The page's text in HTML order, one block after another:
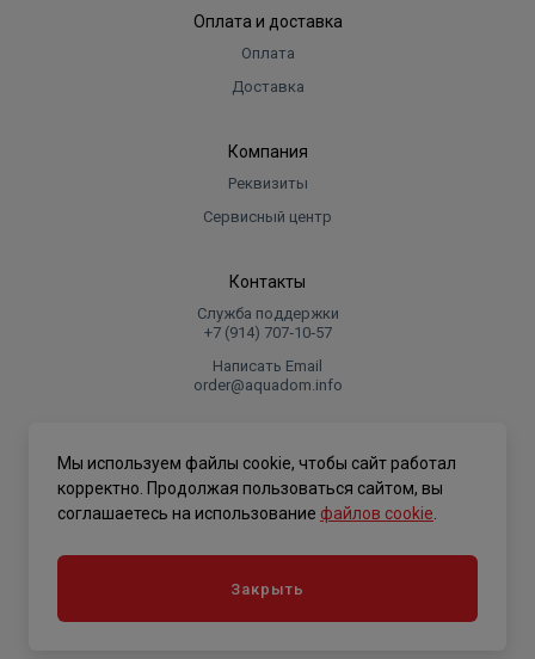
Оплата и доставка
Оплата
Доставка
Компания
Реквизиты
Сервисный центр
Контакты
Служба поддержки
+7 (914) 707‑10‑57
Написать Email
order@aquadom.info
.
Мы используем файлы cookie, чтобы сайт работал
корректно. Продолжая пользоваться сайтом, вы
соглашаетесь на использование файлов cookie
Закрыть